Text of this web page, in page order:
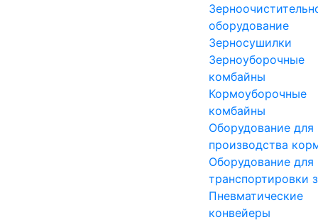
оборудование
Зерносушилки
Зерноуборочные
комбайны
Кормоуборочные
комбайны
Оборудование для
производства
Оборудование для
транспортировки
Пневматические
конвейеры